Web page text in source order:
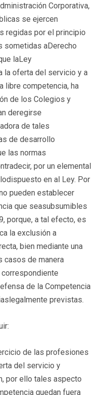
Corporativa,
se ejercen
regidas por el principio
sometidas aDerecho
laLey
la oferta del servicio y a
libre competencia, ha
de los Colegios y
deregirse
de tales
de desarrollo
las normas
por un elemental
en al Ley. Por
pueden establecer
que seasubsumibles
porque, a tal efecto, es
la exclusión a
bien mediante una
casos de manera
de la Competencia
previstas.
de las profesiones
del servicio y
por ello tales aspecto
quedan fuera